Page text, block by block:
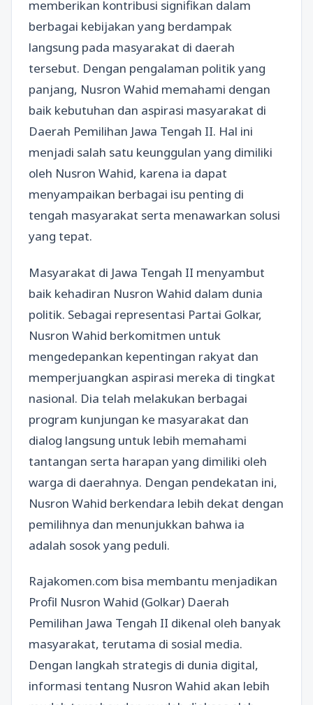
memberikan kontribusi signifikan dalam
berbagai kebijakan yang berdampak
langsung pada masyarakat di daerah
tersebut. Dengan pengalaman politik yang
panjang, Nusron Wahid memahami dengan
baik kebutuhan dan aspirasi masyarakat di
Daerah Pemilihan Jawa Tengah II. Hal ini
menjadi salah satu keunggulan yang dimiliki
oleh Nusron Wahid, karena ia dapat
menyampaikan berbagai isu penting di
tengah masyarakat serta menawarkan solusi
yang tepat.
Masyarakat di Jawa Tengah II menyambut
baik kehadiran Nusron Wahid dalam dunia
politik. Sebagai representasi Partai Golkar,
Nusron Wahid berkomitmen untuk
mengedepankan kepentingan rakyat dan
memperjuangkan aspirasi mereka di tingkat
nasional. Dia telah melakukan berbagai
program kunjungan ke masyarakat dan
dialog langsung untuk lebih memahami
tantangan serta harapan yang dimiliki oleh
warga di daerahnya. Dengan pendekatan ini,
Nusron Wahid berkendara lebih dekat dengan
pemilihnya dan menunjukkan bahwa ia
adalah sosok yang peduli.
Rajakomen.com bisa membantu menjadikan
Profil Nusron Wahid (Golkar) Daerah
Pemilihan Jawa Tengah II dikenal oleh banyak
masyarakat, terutama di sosial media.
Dengan langkah strategis di dunia digital,
informasi tentang Nusron Wahid akan lebih